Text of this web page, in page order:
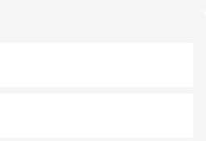
地元の風情を楽しめる外せないスポット